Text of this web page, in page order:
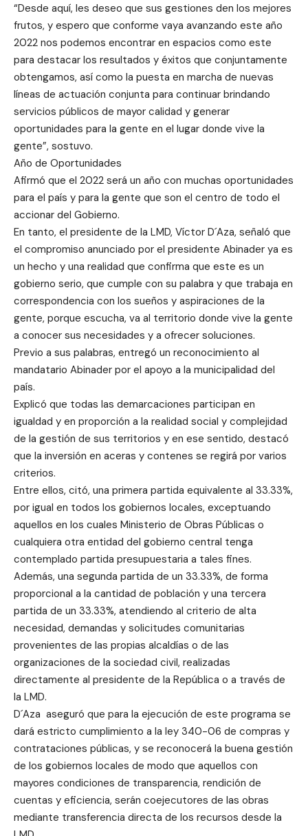
“Desde aquí, les deseo que sus gestiones den los mejores
frutos, y espero que conforme vaya avanzando este año
2022 nos podemos encontrar en espacios como este
para destacar los resultados y éxitos que conjuntamente
obtengamos, así como la puesta en marcha de nuevas
líneas de actuación conjunta para continuar brindando
servicios públicos de mayor calidad y generar
oportunidades para la gente en el lugar donde vive la
gente”, sostuvo.
Año de Oportunidades
Afirmó que el 2022 será un año con muchas oportunidades
para el país y para la gente que son el centro de todo el
accionar del Gobierno.
En tanto, el presidente de la LMD, Víctor D´Aza, señaló que
el compromiso anunciado por el presidente Abinader ya es
un hecho y una realidad que confirma que este es un
gobierno serio, que cumple con su palabra y que trabaja en
correspondencia con los sueños y aspiraciones de la
gente, porque escucha, va al territorio donde vive la gente
a conocer sus necesidades y a ofrecer soluciones.
Previo a sus palabras, entregó un reconocimiento al
mandatario Abinader por el apoyo a la municipalidad del
país.
Explicó que todas las demarcaciones participan en
igualdad y en proporción a la realidad social y complejidad
de la gestión de sus territorios y en ese sentido, destacó
que la inversión en aceras y contenes se regirá por varios
criterios.
Entre ellos, citó, una primera partida equivalente al 33.33%,
por igual en todos los gobiernos locales, exceptuando
aquellos en los cuales Ministerio de Obras Públicas o
cualquiera otra entidad del gobierno central tenga
contemplado partida presupuestaria a tales fines.
Además, una segunda partida de un 33.33%, de forma
proporcional a la cantidad de población y una tercera
partida de un 33.33%, atendiendo al criterio de alta
necesidad, demandas y solicitudes comunitarias
provenientes de las propias alcaldías o de las
organizaciones de la sociedad civil, realizadas
directamente al presidente de la República o a través de
la LMD.
D´Aza aseguró que para la ejecución de este programa se
dará estricto cumplimiento a la ley 340-06 de compras y
contrataciones públicas, y se reconocerá la buena gestión
de los gobiernos locales de modo que aquellos con
mayores condiciones de transparencia, rendición de
cuentas y eficiencia, serán coejecutores de las obras
mediante transferencia directa de los recursos desde la